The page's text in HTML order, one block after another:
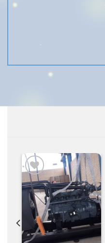
افزودن
به
علاقه
مندی
ها